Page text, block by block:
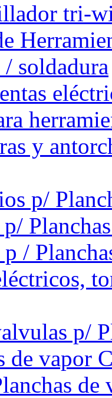
tri-
soldadura
y
p/
/
p/
de vapor
de